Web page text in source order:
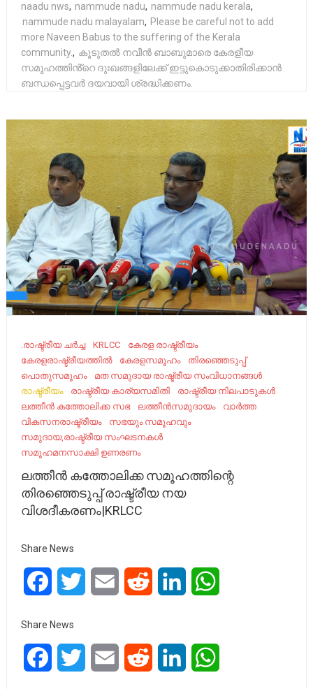
naadu nws, nammude nadu, nammude nadu kerala,
nammude nadu malayalam, Please be careful not to add
more Naveen Babus to the suffering of the Kerala
community., കൂടുതൽ നവീൻ ബാബുമാരെ കേരളീയ
സമൂഹത്തിൻ്റെ ദുഃഖങ്ങളിലേക്ക് ഇട്ടുകൊടുക്കാതിരിക്കാൻ
ബന്ധപ്പെട്ടവർ ദയവായി ശ്രദ്ധിക്കണം.
.രാഷ്ട്രീയ ചർച്ച KRLCC
കേ​രള രാഷ്ട്രീയം ​
കേരളരാഷ്ട്രീയത്തിൽ
കേരളസമൂഹം
തിരഞ്ഞെടുപ്പ്
പൊതുസമൂഹം
മത സമുദായ രാഷ്ട്രീയ സംവിധാനങ്ങൾ
രാഷ്ട്രീയം
രാഷ്ട്രീയ കാര്യസമിതി
രാഷ്ട്രീയ നിലപാടുകൾ
ലത്തീൻ കത്തോലിക്ക സഭ
ലത്തീൻസമുദായം
വാർത്ത
വികസനരാഷ്ട്രീയം
സഭയും സമൂഹവും
സമുദായ,രാഷ്ട്രീയ സംഘടനകൾ
സമൂഹമനസാക്ഷി ഉണരണം
ലത്തീൻ കത്തോലിക്ക സമൂഹത്തിന്റെ
തിരഞ്ഞെടുപ്പ് രാഷ്ട്രീയ നയ
വിശദീകരണം|KRLCC
Share News
FacebookTwitter Email Reddit LinkedIn
Share News
FacebookTwitter Email Reddit LinkedIn